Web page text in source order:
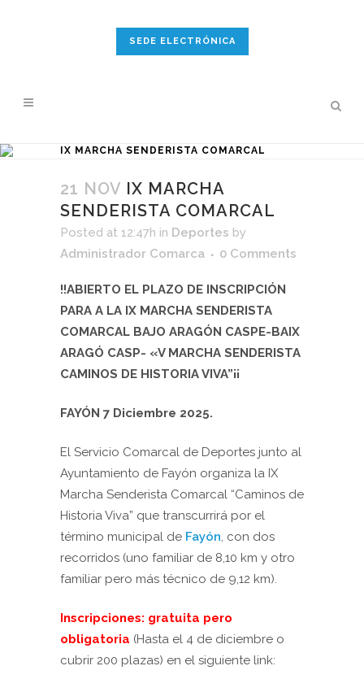
SEDE ELECTRÓNICA
IX MARCHA SENDERISTA COMARCAL
21 NOV IX MARCHA
SENDERISTA COMARCAL
Posted at 12:47h in Deportes by
Administrador Comarca
0 Comments
!!ABIERTO EL PLAZO DE INSCRIPCIÓN
PARA A LA IX MARCHA SENDERISTA
COMARCAL BAJO ARAGÓN CASPE-BAIX
ARAGÓ CASP- «V MARCHA SENDERISTA
CAMINOS DE HISTORIA VIVA”¡¡
FAYÓN 7 Diciembre 2025.
El Servicio Comarcal de Deportes junto al
Ayuntamiento de Fayón organiza la IX
Marcha Senderista Comarcal “Caminos de
Historia Viva” que transcurrirá por el
término municipal de Fayón, con dos
recorridos (uno familiar de 8,10 km y otro
familiar pero más técnico de 9,12 km).
Inscripciones: gratuita pero
obligatoria (Hasta el 4 de diciembre o
cubrir 200 plazas) en el siguiente link: